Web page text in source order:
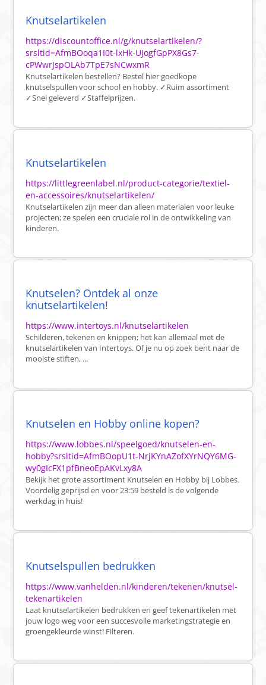
Knutselartikelen
https://discountoffice.nl/g/knutselartikelen/?
srsltid=AfmBOoqa1I0t-lxHk-UJogfGpPX8Gs7-
cPWwrJspOLAb7TpE7sNCwxmR
Knutselartikelen bestellen? Bestel hier goedkope
knutselspullen voor school en hobby. ✓Ruim assortiment
✓Snel geleverd ✓Staffelprijzen.
Knutselartikelen
https://littlegreenlabel.nl/product-categorie/textiel-
en-accessoires/knutselartikelen/
Knutselartikelen zijn meer dan alleen materialen voor leuke
projecten; ze spelen een cruciale rol in de ontwikkeling van
kinderen.
Knutselen? Ontdek al onze
knutselartikelen!
https://www.intertoys.nl/knutselartikelen
Schilderen, tekenen en knippen; het kan allemaal met de
knutselartikelen van Intertoys. Of je nu op zoek bent naar de
mooiste stiften, ...
Knutselen en Hobby online kopen?
https://www.lobbes.nl/speelgoed/knutselen-en-
hobby?srsltid=AfmBOopU1t-NrjKYnAZofXYrNQY6MG-
wy0gIcFX1pfBneoEpAKvLxy8A
Bekijk het grote assortiment Knutselen en Hobby bij Lobbes.
Voordelig geprijsd en voor 23:59 besteld is de volgende
werkdag in huis!
Knutselspullen bedrukken
https://www.vanhelden.nl/kinderen/tekenen/knutsel-
tekenartikelen
Laat knutselartikelen bedrukken en geef tekenartikelen met
jouw logo weg voor een succesvolle marketingstrategie en
groengekleurde winst! Filteren.